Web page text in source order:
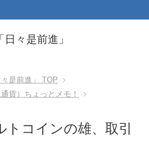
々是前進」
是前進」
TOP
貨）ちょっとメモ！
トコインの雄、取引